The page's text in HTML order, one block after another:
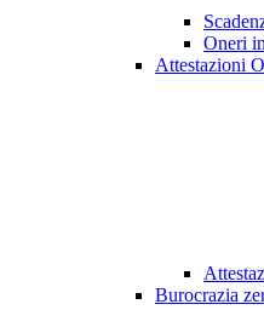
Oneri
Attestazioni
Burocrazia